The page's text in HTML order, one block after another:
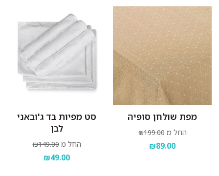
מפת שולחן סופיה
החל מ ₪199.00
₪89.00
סט מפיות בד ג'ובאני
לבן
החל מ ₪149.00
₪49.00